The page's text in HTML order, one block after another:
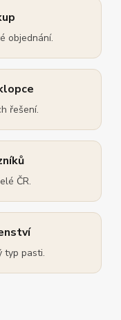
objednání.
řešení.
ČR.
typ pasti.